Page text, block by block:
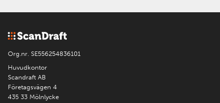
Org.nr. SE556254836101
Huvudkontor
Scandraft AB
Företagsvägen 4
435 33 Mölnlycke